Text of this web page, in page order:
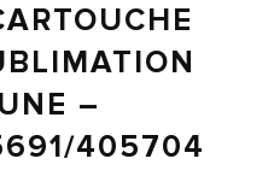
–
405704